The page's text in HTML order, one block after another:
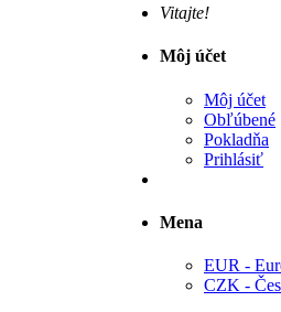
Vitajte!
Môj účet
Môj účet
Obľúbené
Pokladňa
Prihlásiť
Mena
EUR -
CZK -